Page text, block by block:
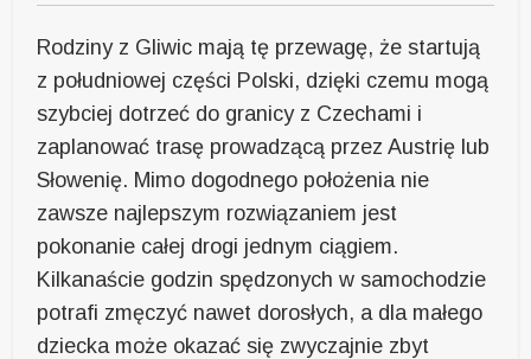
Rodziny z Gliwic mają tę przewagę, że startują
z południowej części Polski, dzięki czemu mogą
szybciej dotrzeć do granicy z Czechami i
zaplanować trasę prowadzącą przez Austrię lub
Słowenię. Mimo dogodnego położenia nie
zawsze najlepszym rozwiązaniem jest
pokonanie całej drogi jednym ciągiem.
Kilkanaście godzin spędzonych w samochodzie
potrafi zmęczyć nawet dorosłych, a dla małego
dziecka może okazać się zwyczajnie zbyt